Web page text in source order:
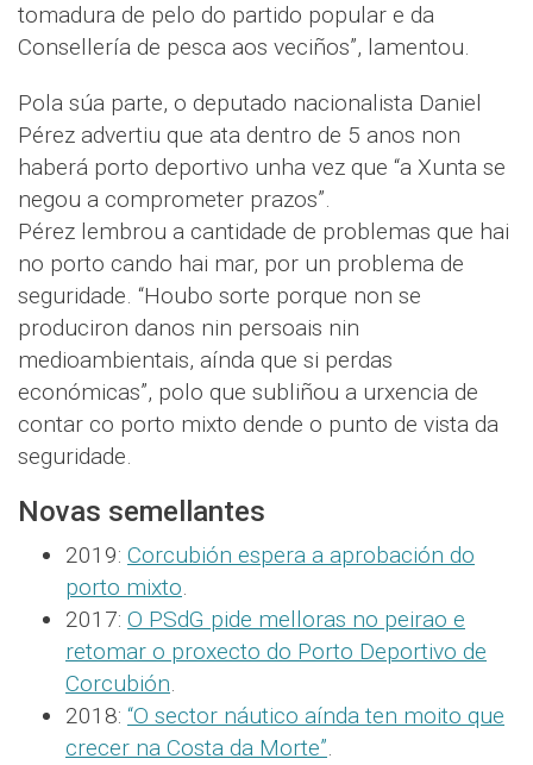
tomadura de pelo do partido popular e da
Consellería de pesca aos veciños”, lamentou.
Pola súa parte, o deputado nacionalista Daniel
Pérez advertiu que ata dentro de 5 anos non
haberá porto deportivo unha vez que “a Xunta se
negou a comprometer prazos”.
Pérez lembrou a cantidade de problemas que hai
no porto cando hai mar, por un problema de
seguridade. “Houbo sorte porque non se
produciron danos nin persoais nin
medioambientais, aínda que si perdas
económicas”, polo que subliñou a urxencia de
contar co porto mixto dende o punto de vista da
seguridade.
Novas semellantes
2019: Corcubión espera a aprobación do
porto mixto.
2017: O PSdG pide melloras no peirao e
retomar o proxecto do Porto Deportivo de
Corcubión.
2018: “O sector náutico aínda ten moito que
crecer na Costa da Morte”.